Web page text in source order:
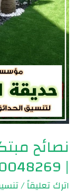
نصائح
| 0560048269
اترك تعليقاً/